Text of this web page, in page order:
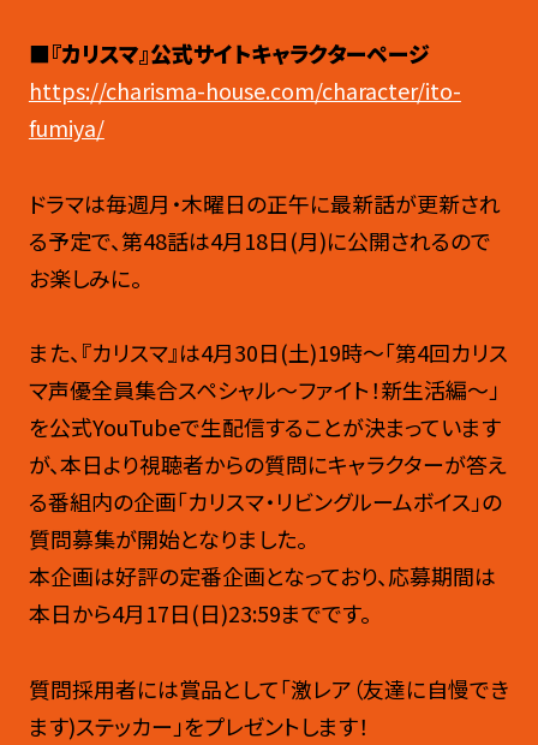
■『カリスマ』公式サイトキャラクターページ
https://charisma-house.com/character/ito-
fumiya/
ドラマは毎週月・木曜日の正午に最新話が更新され
る予定で、第48話は4月18日(月)に公開されるので
お楽しみに。
また、『カリスマ』は4月30日(土)19時～「第4回カリス
マ声優全員集合スペシャル〜ファイト！新生活編〜」
を公式YouTubeで生配信することが決まっています
が、本日より視聴者からの質問にキャラクターが答え
る番組内の企画「カリスマ・リビングルームボイス」の
質問募集が開始となりました。
本企画は好評の定番企画となっており、応募期間は
本日から4月17日(日)23:59までです。
質問採用者には賞品として「激レア（友達に自慢でき
ます)ステッカー」をプレゼントします！